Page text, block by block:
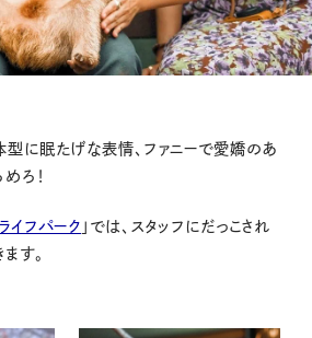
型に眠たげな表情、ファニーで愛嬌のあ
ろ！
イフパーク 」では、スタッフにだっこされ
す。